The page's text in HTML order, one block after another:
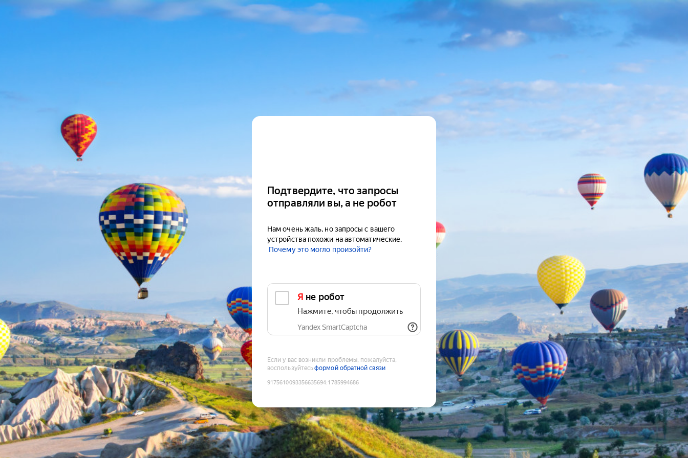
Подтвердите, что запросы
отправляли вы, а не робот
Нам очень жаль, но запросы с вашего
устройства похожи на автоматические.
Почему это могло произойти?
Я не робот
Нажмите, чтобы продолжить
Yandex SmartCaptcha
Если у вас возникли проблемы, пожалуйста,
воспользуйтесьформой обратной связи
9175610093356635694:1785994686